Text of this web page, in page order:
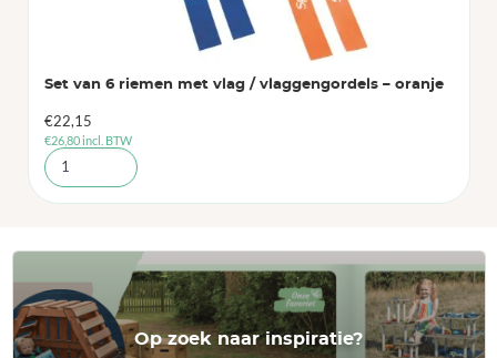
Set van 6 riemen met vlag / vlaggengordels – oranje
€22,15
€26,80incl. BTW
Op zoek naar inspiratie?